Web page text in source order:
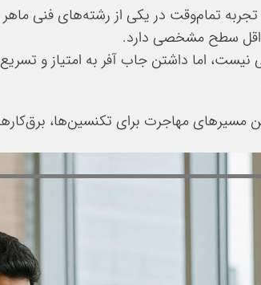
سطح مشخصی دارد.
مسیرهای مهاجرت برای تکنسین‌ها،